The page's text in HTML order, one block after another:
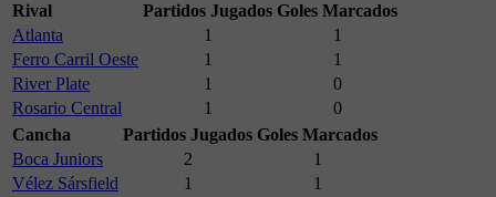
Rival
Partidos Jugados Goles Marcados
Atlanta
1
1
Ferro Carril Oeste
1
1
River Plate
1
0
Rosario Central
1
0
Cancha
Partidos Jugados Goles Marcados
Boca Juniors
2
1
Vélez Sársfield
1
1